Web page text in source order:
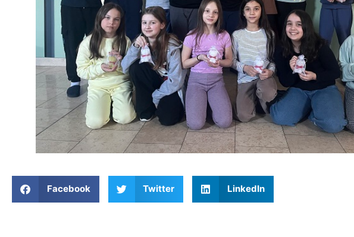
Facebook Twitter LinkedIn